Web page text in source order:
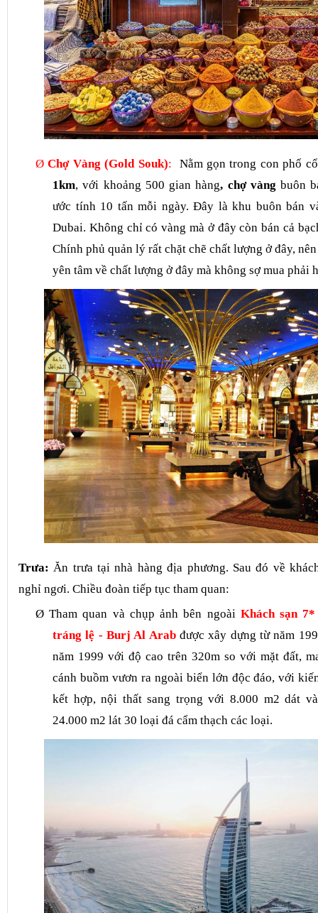
ØChợ Vàng (Gold Souk):
Nằm gọn trong con phố
1km, với khoảng 500 gian hàng, chợ vàng buôn
ước tính 10 tấn mỗi ngày. Đây là khu buôn bán
Dubai. Không chỉ có vàng mà ở đây còn bán cả
Chính phủ quản lý rất chặt chẽ chất lượng ở đây,
yên tâm về chất lượng ở đây mà không sợ mua phải
Trưa: Ăn trưa tại nhà hàng địa phương. Sau đó về
nghỉ ngơi. Chiều đoàn tiếp tục tham quan:
ØTham quan và chụp ảnh bên ngoài Khách sạn
tráng lệ - Burj Al Arab được xây dựng từ năm
năm 1999 với độ cao trên 320m so với mặt đất,
cánh buồm vươn ra ngoài biển lớn độc đáo, với
kết hợp, nội thất sang trọng với 8.000 m2 dát
24.000 m2 lát 30 loại đá cẩm thạch các loại.